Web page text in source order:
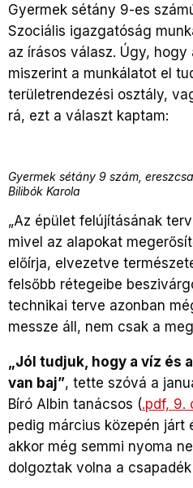
Gyermek sétány 9-es
Szociális igazgatóság
az írásos válasz. Úgy, hogy
miszerint a munkálatot el
területrendezési osztály,
rá, ezt a választ kaptam:
Gyermek sétány 9 szám,
Bilibók Karola
„Az épület felújításának
mivel az alapokat
előírja, elvezetve
felsőbb rétegeibe
technikai terve azonban
messze áll, nem csak a
„Jól tudjuk, hogy a víz
van baj”, tette szóvá a
Bíró Albin tanácsos (.pdf, 9.
pedig március közepén járt
akkor még semmi nyoma
dolgoztak volna a